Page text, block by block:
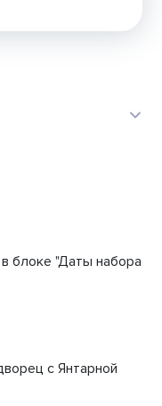
блоке "Даты набора
с Янтарной